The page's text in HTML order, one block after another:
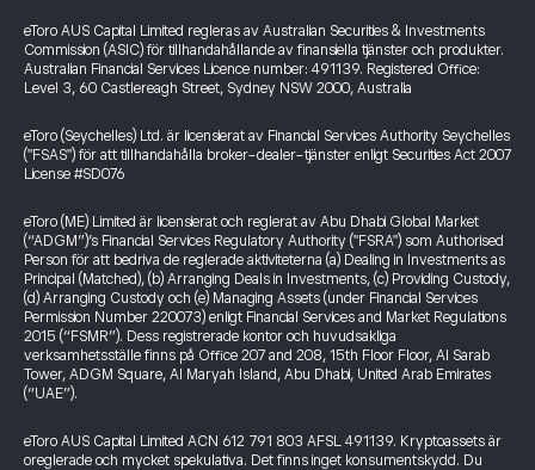
eToro AUS Capital Limited regleras av Australian Securities & Investments
Commission (ASIC) för tillhandahållande av finansiella tjänster och produkter.
Australian Financial Services Licence number: 491139. Registered Office:
Level 3, 60 Castlereagh Street, Sydney NSW 2000, Australia
eToro (Seychelles) Ltd. är licensierat av Financial Services Authority Seychelles
("FSAS") för att tillhandahålla broker-dealer-tjänster enligt Securities Act 2007
License #SD076
eToro (ME) Limited är licensierat och reglerat av Abu Dhabi Global Market
(“ADGM”)’s Financial Services Regulatory Authority ("FSRA") som Authorised
Person för att bedriva de reglerade aktiviteterna (a) Dealing in Investments as
Principal (Matched), (b) Arranging Deals in Investments, (c) Providing Custody,
(d) Arranging Custody och (e) Managing Assets (under Financial Services
Permission Number 220073) enligt Financial Services and Market Regulations
2015 (“FSMR”). Dess registrerade kontor och huvudsakliga
verksamhetsställe finns på Office 207 and 208, 15th Floor Floor, Al Sarab
Tower, ADGM Square, Al Maryah Island, Abu Dhabi, United Arab Emirates
(“UAE”).
eToro AUS Capital Limited ACN 612 791 803 AFSL 491139. Kryptoassets är
oreglerade och mycket spekulativa. Det finns inget konsumentskydd. Du